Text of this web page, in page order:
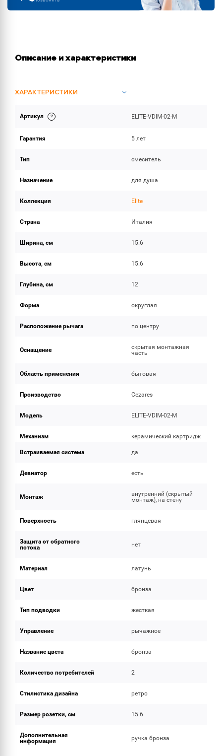
Описание и характеристики
ХАРАКТЕРИСТИКИ
ОБЪЕМ ПОСТАВКИ
Артикул ELITE-VDIM-02-M
Гарантия 5 лет
Тип смеситель
Назначение для душа
Коллекция Elite
Страна Италия
Ширина, см 15.6
Высота, см 15.6
Глубина, см 12
Форма округлая
Расположение рычага по центру
Оснащение
скрытая монтажная
часть
Область применения бытовая
Производство Cezares
Модель ELITE-VDIM-02-M
Механизм керамический картридж
Встраиваемая система да
Девиатор есть
Монтаж
внутренний (скрытый
монтаж), на стену
Поверхность глянцевая
Защита от обратного
потока
нет
Материал латунь
Цвет бронза
Тип подводки жесткая
Управление рычажное
Название цвета бронза
Количество потребителей 2
Стилистика дизайна ретро
Размер розетки, см 15.6
Дополнительная
информация
ручка бронза